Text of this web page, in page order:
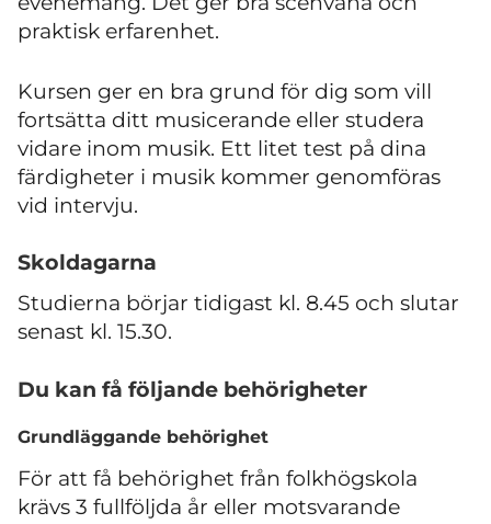
praktisk erfarenhet.
Kursen ger en bra grund för dig som vill
fortsätta ditt musicerande eller studera
vidare inom musik. Ett litet test på dina
färdigheter i musik kommer genomföras
vid intervju.
Skoldagarna
Studierna börjar tidigast kl. 8.45 och slutar
senast kl. 15.30.
Du kan få följande behörigheter
Grundläggande behörighet
För att få behörighet från folkhögskola
krävs 3 fullföljda år eller motsvarande